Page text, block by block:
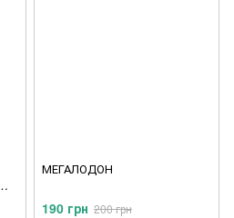
МЕГАЛОДОН
190 грн 200 грн